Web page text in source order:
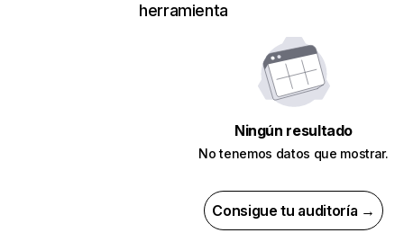
herramienta
Ningún resultado
No tenemos datos que mostrar.
Consigue tu auditoría →